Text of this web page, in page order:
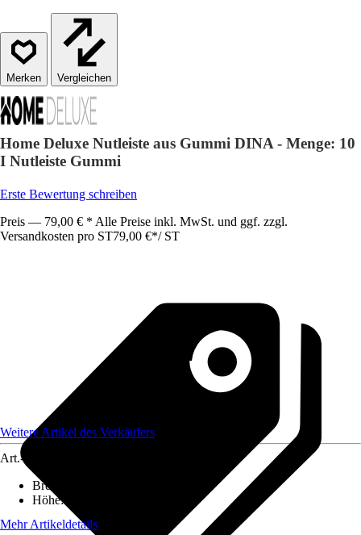
Vergleichen
Home Deluxe Nutleiste aus Gummi DINA - Menge: 10
I Nutleiste Gummi
Erste Bewertung schreiben
Preis — 79,00 € * Alle Preise inkl. MwSt. und ggf. zzgl.
Versandkosten pro ST79,00 €*/ ST
Weitere Artikel des Verkäufers
Art.-Nr.
Breite
Höhe:
Mehr Artikeldetails